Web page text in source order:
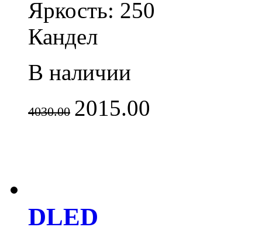
Яркость: 250
Кандел
В наличии
4030.00 2015.00
DLED